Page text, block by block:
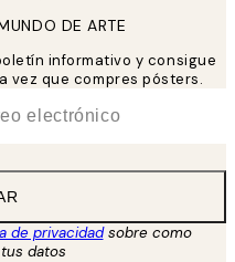
DE ARTE
informativo y consigue
vez que compres pósters.
de privacidadsobre como
datos